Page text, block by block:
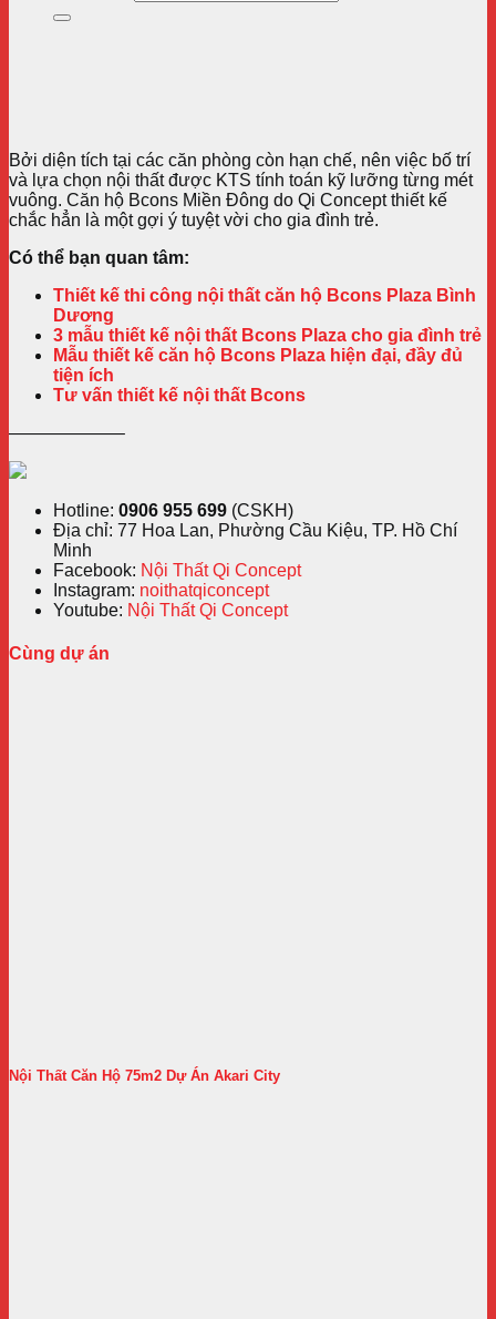
Bởi diện tích tại các căn phòng còn hạn chế, nên việc bố trí
và lựa chọn nội thất được KTS tính toán kỹ lưỡng từng mét
vuông. Căn hộ Bcons Miền Đông do Qi Concept thiết kế
chắc hẳn là một gợi ý tuyệt vời cho gia đình trẻ.
Có thể bạn quan tâm:
Thiết kế thi công nội thất căn hộ Bcons Plaza Bình
Dương
3 mẫu thiết kế nội thất Bcons Plaza cho gia đình trẻ
Mẫu thiết kế căn hộ Bcons Plaza hiện đại, đầy đủ
tiện ích
Tư vấn thiết kế nội thất Bcons
——————–
Hotline: 0906 955 699 (CSKH)
Địa chỉ: 77 Hoa Lan, Phường Cầu Kiệu, TP. Hồ Chí
Minh
Facebook: Nội Thất Qi Concept
Instagram: noithatqiconcept
Youtube: Nội Thất Qi Concept
Cùng dự án
Nội Thất Căn Hộ 75m2 Dự Án Akari City